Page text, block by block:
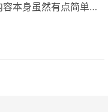
本身虽然有点简单，
、公众号变现的方法